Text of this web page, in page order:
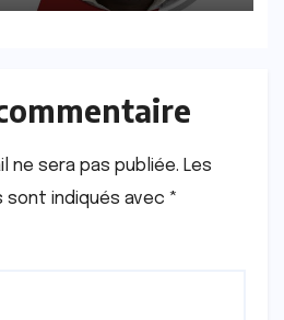
ne sera pas publiée. Les
sont indiqués avec *